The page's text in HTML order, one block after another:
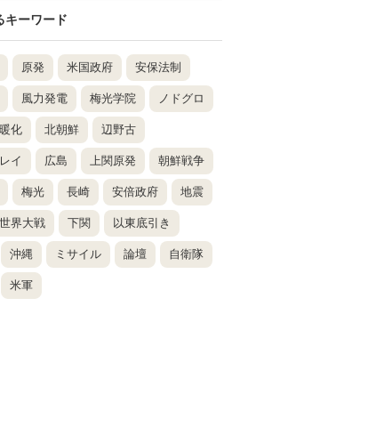
キーワード
原発 米国政府 安保法制
風力発電 梅光学院 ノドグロ
化 北朝鮮 辺野古
イ 広島 上関原発 朝鮮戦争
梅光 長崎 安倍政府 地震
界大戦 下関 以東底引き
沖縄 ミサイル 論壇 自衛隊
米軍